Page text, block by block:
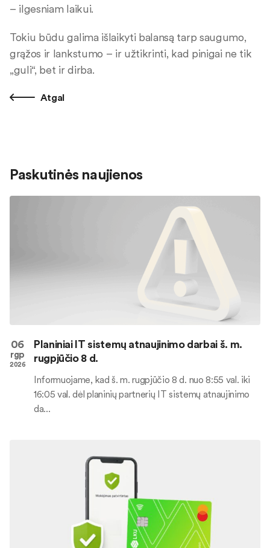
– ilgesniam laikui.
Tokiu būdu galima išlaikyti balansą tarp saugumo,
grąžos ir lankstumo – ir užtikrinti, kad pinigai ne tik
„guli“, bet ir dirba.
Atgal
Paskutinės naujienos
06
rgp
2026
Planiniai IT sistemų atnaujinimo darbai š. m.
rugpjūčio 8 d.
Informuojame, kad š. m. rugpjūčio 8 d. nuo 8:55 val. iki
16:05 val. dėl planinių partnerių IT sistemų atnaujinimo
da...